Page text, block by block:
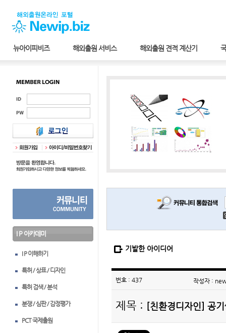
뉴아이피비즈 해외출원 서비스 해외출원 견적 계산기
I P 아카데미
I P 이해하기
특허 / 상표 / 디자인
특허 검색 / 분석
분쟁 / 심판 / 감정평가
PCT 국제출원
기발한 아이디어
번호 : 437 작성자 :
제목 : [친환경디자인] 공